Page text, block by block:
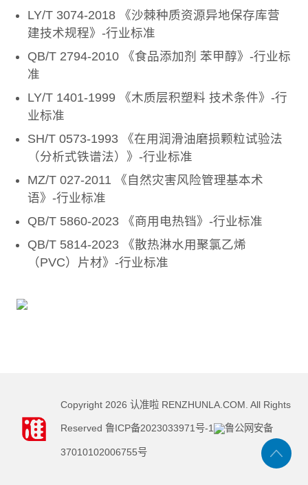
LY/T 3074-2018 《沙棘种质资源异地保存库营
建技术规程》-行业标准
QB/T 2794-2010 《食品添加剂 苯甲醇》-行业标
准
LY/T 1401-1999 《木质层积塑料 技术条件》-行
业标准
SH/T 0573-1993 《在用润滑油磨损颗粒试验法
（分析式铁谱法）》-行业标准
MZ/T 027-2011 《自然灾害风险管理基本术
语》-行业标准
QB/T 5860-2023 《商用电热铛》-行业标准
QB/T 5814-2023 《散热淋水用聚氯乙烯
（PVC）片材》-行业标准
Copyright 2026 认准啦 RENZHUNLA.COM. All Rights
Reserved 鲁ICP备2023033971号-1 鲁公网安备
37010102006755号